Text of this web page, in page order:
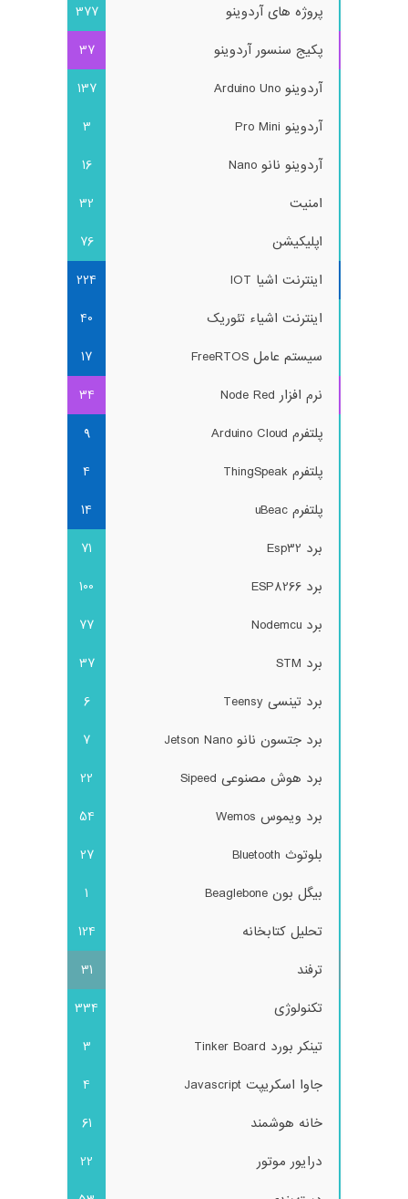
پروژه های آردوینو
377
پکیج سنسور آردوینو
37
آردوینو Arduino Uno
137
آردوینو Pro Mini
3
آردوینو نانو Nano
16
امنیت
32
اپلیکیشن
76
اینترنت اشیا IOT
224
اینترنت اشیاء تئوریک
40
سیستم عامل FreeRTOS
17
نرم افزار Node Red
34
پلتفرم Arduino Cloud
9
پلتفرم ThingSpeak
4
پلتفرم uBeac
14
برد Esp32
71
برد ESP8266
100
برد Nodemcu
77
برد STM
37
برد تینسی Teensy
6
برد جتسون نانو Jetson Nano
7
برد هوش مصنوعی Sipeed
22
برد ویموس Wemos
54
بلوتوث Bluetooth
27
بیگل بون Beaglebone
1
تحلیل کتابخانه
124
ترفند
31
تکنولوژی
334
تینکر بورد Tinker Board
3
جاوا اسکریپت Javascript
4
خانه هوشمند
61
درایور موتور
22